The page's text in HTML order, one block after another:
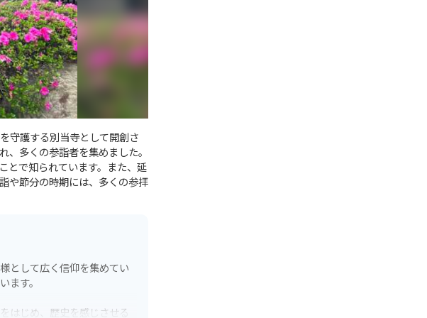
守護する別当寺として開創さ
多くの参詣者を集めました。
とで知られています。また、延
や節分の時期には、多くの参拝
として広く信仰を集めてい
ます。
はじめ、歴史を感じさせる